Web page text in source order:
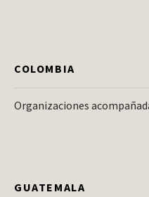
COLOMBIA
Organizaciones
GUATEMALA